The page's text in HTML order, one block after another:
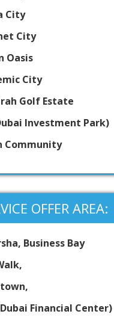
City
City
Oasis
City
Golf Estate
Investment Park)
Community
OFFER AREA:
Business Bay
Financial Center)